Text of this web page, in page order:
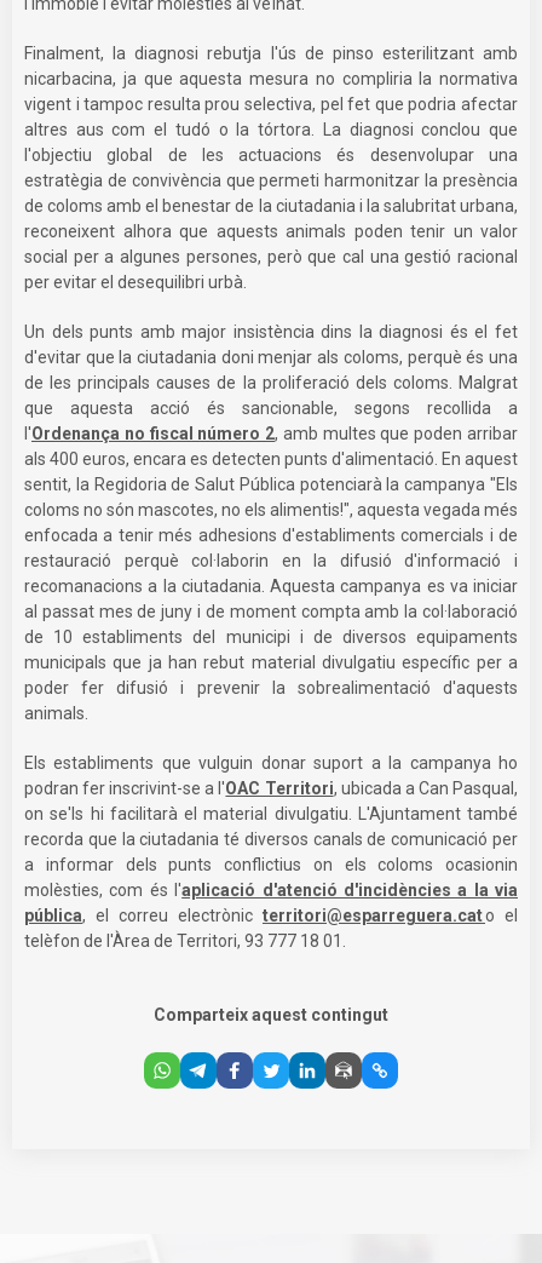
Finalment, la diagnosi rebutja l'ús de pinso esterilitzant amb
nicarbacina, ja que aquesta mesura no compliria la normativa
vigent i tampoc resulta prou selectiva, pel fet que podria afectar
altres aus com el tudó o la tórtora. La diagnosi conclou que
l'objectiu global de les actuacions és desenvolupar una
estratègia de convivència que permeti harmonitzar la presència
de coloms amb el benestar de la ciutadania i la salubritat urbana,
reconeixent alhora que aquests animals poden tenir un valor
social per a algunes persones, però que cal una gestió racional
per evitar el desequilibri urbà.
Un dels punts amb major insistència dins la diagnosi és el fet
d'evitar que la ciutadania doni menjar als coloms, perquè és una
de les principals causes de la proliferació dels coloms. Malgrat
que aquesta acció és sancionable, segons recollida a
l'Ordenança no fiscal número 2, amb multes que poden arribar
als 400 euros, encara es detecten punts d'alimentació. En aquest
sentit, la Regidoria de Salut Pública potenciarà la campanya "Els
coloms no són mascotes, no els alimentis!", aquesta vegada més
enfocada a tenir més adhesions d'establiments comercials i de
restauració perquè col·laborin en la difusió d'informació i
recomanacions a la ciutadania. Aquesta campanya es va iniciar
al passat mes de juny i de moment compta amb la col·laboració
de 10 establiments del municipi i de diversos equipaments
municipals que ja han rebut material divulgatiu específic per a
poder fer difusió i prevenir la sobrealimentació d'aquests
animals.
Els establiments que vulguin donar suport a la campanya ho
podran fer inscrivint-se a l'OAC Territori, ubicada a Can Pasqual,
on se'ls hi facilitarà el material divulgatiu. L'Ajuntament també
recorda que la ciutadania té diversos canals de comunicació per
a informar dels punts conflictius on els coloms ocasionin
molèsties, com és l'aplicació d'atenció d'incidències a la via
pública, el correu electrònic territori@esparreguera.cato el
telèfon de l'Àrea de Territori, 93 777 18 01.
Comparteix aquest contingut